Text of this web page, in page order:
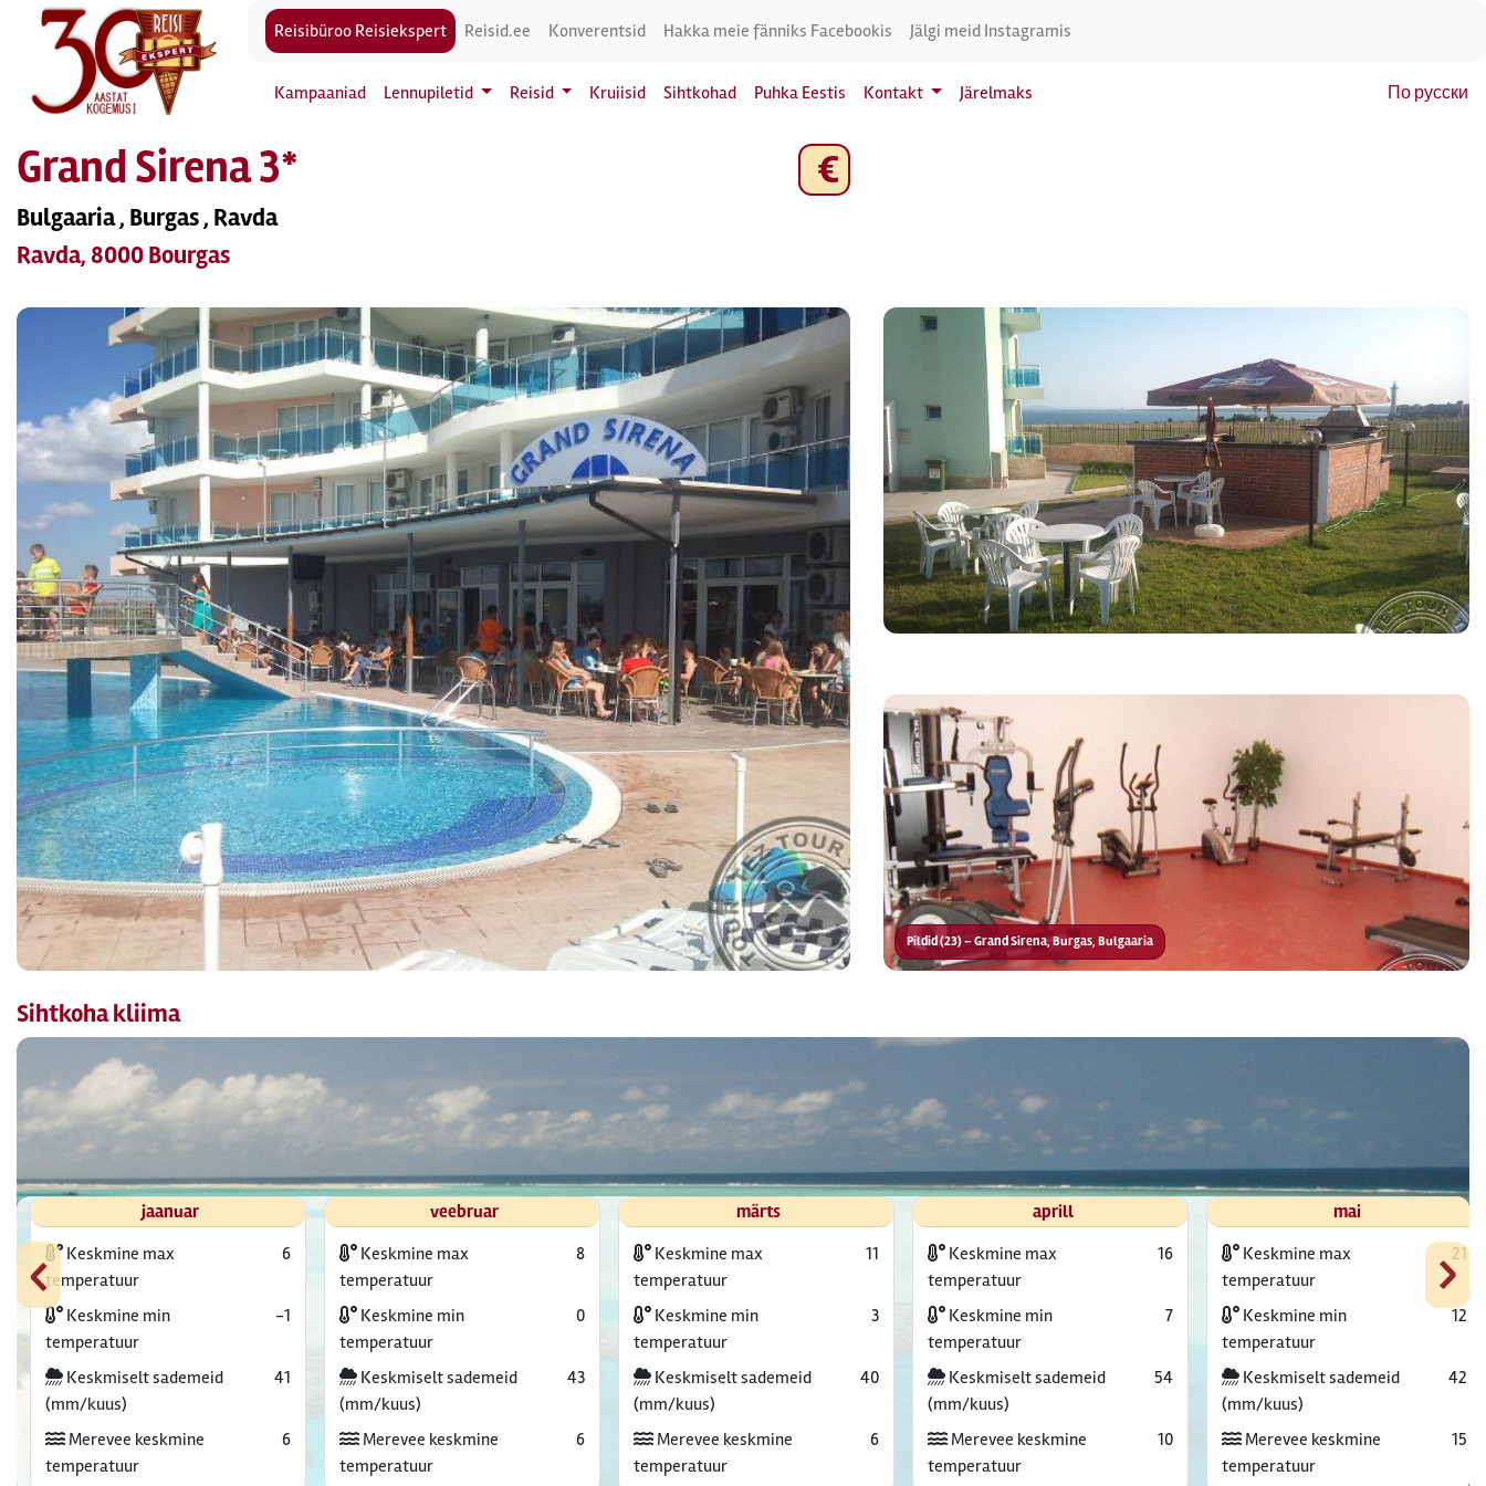
Reisibüroo Reisiekspert Reisid.ee Konverentsid Hakka meie fänniks Facebookis Jälgi meid Instagramis
Kampaaniad Lennupiletid Reisid Kruiisid Sihtkohad Puhka Eestis Kontakt Järelmaks По русски
Grand Sirena 3*
Bulgaaria , Burgas , Ravda
Ravda, 8000 Bourgas
€
Pildid (23) – Grand Sirena, Burgas, Bulgaaria
Sihtkoha kliima
‹ ›
jaanuar
Keskmine max
temperatuur
6
Keskmine min
temperatuur
-1
Keskmiselt sademeid
(mm/kuus)
41
Merevee keskmine
temperatuur
6
veebruar
Keskmine max
temperatuur
8
Keskmine min
temperatuur
0
Keskmiselt sademeid
(mm/kuus)
43
Merevee keskmine
temperatuur
6
märts
Keskmine max
temperatuur
11
Keskmine min
temperatuur
3
Keskmiselt sademeid
(mm/kuus)
40
Merevee keskmine
temperatuur
6
aprill
Keskmine max
temperatuur
16
Keskmine min
temperatuur
7
Keskmiselt sademeid
(mm/kuus)
54
Merevee keskmine
temperatuur
10
mai
Keskmine max
temperatuur
21
Keskmine min
temperatuur
12
Keskmiselt sademeid
(mm/kuus)
42
Merevee keskmine
temperatuur
15